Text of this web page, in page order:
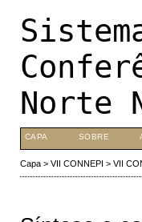
Norte
CAPA SOBRE
Capa> VII CONNEPI > VII